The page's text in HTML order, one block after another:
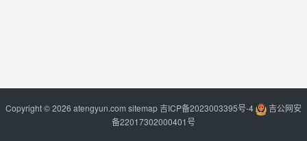
Copyright © 2026 atengyun.com sitemap吉ICP备2023003395号-4
吉公网安
备22017302000401号